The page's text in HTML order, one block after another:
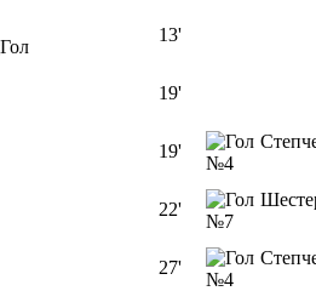
13'
19'
19'
№4
22'
№7
27'
№4